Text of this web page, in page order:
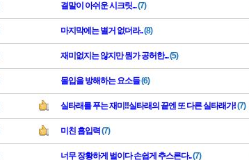
결말이 아쉬운 시크릿...(7)
마지막에는 별거 없더라..(8)
재미없지는 않지만 뭔가 공허한...(5)
몰입을 방해하는 요소들(6)
실타래를 푸는 재미!!실타래의 끝엔 또 다른 실타래가!(7)
미친 흡입력 (7)
너무 장황하게 벌이다 손쉽게 추스른다..(7)